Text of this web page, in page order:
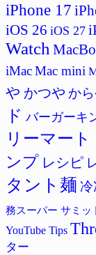
iPhone 17
iOS 26 iOS 27
Watch
iMacMac mini
や かつや か
ド バーガーキ
リーマート
ンプ レシピ
タント麺 冷
務スーパー サミッ
YouTube Tips
ター